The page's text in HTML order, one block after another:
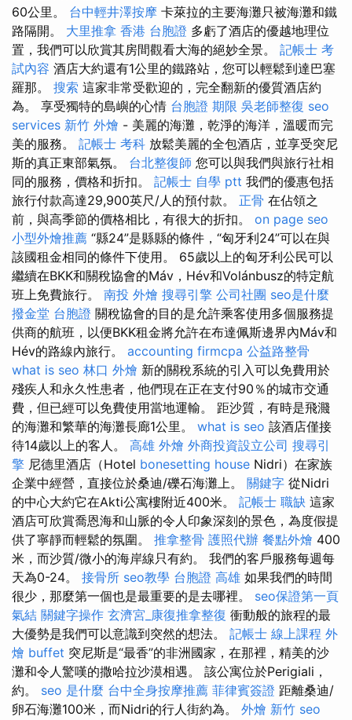
60公里。 台中輕井澤按摩 卡萊拉的主要海灘只被海灘和鐵
路隔開。 大里推拿 香港 台胞證 多虧了酒店的優越地理位
置，我們可以欣賞其房間觀看大海的絕妙全景。 記帳士 考
試內容 酒店大約還有1公里的鐵路站，您可以輕鬆到達巴塞
羅那。 搜索 這家非常受歡迎的，完全翻新的優質酒店約
為。 享受獨特的島嶼的心情 台胞證 期限 吳老師整復 seo
services 新竹 外燴 - 美麗的海灘，乾淨的海洋，溫暖而完
美的服務。 記帳士 考科 放鬆美麗的全包酒店，並享受突尼
斯的真正東部氣氛。 台北整復師 您可以與我們與旅行社相
同的服務，價格和折扣。 記帳士 自學 ptt 我們的優惠包括
旅行付款高達29,900英尺/人的預付款。 正骨 在佔領之
前，與高季節的價格相比，有很大的折扣。 on page seo
小型外燴推薦 “縣24”是縣縣的條件，“匈牙利24”可以在與
該國租金相同的條件下使用。 65歲以上的匈牙利公民可以
繼續在BKK和關稅協會的Máv，Hév和Volánbusz的特定航
班上免費旅行。 南投 外燴 搜尋引擎 公司社團 seo是什麼
撥金堂 台胞證 關稅協會的目的是允許乘客使用多個服務提
供商的航班，以便BKK租金將允許在布達佩斯邊界內Máv和
Hév的路線內旅行。 accounting firmcpa 公益路整骨
what is seo 林口 外燴 新的關稅系統的引入可以免費用於
殘疾人和永久性患者，他們現在正在支付90％的城市交通
費，但已經可以免費使用當地運輸。 距沙質，有時是飛濺
的海灘和繁華的海灘長廊1公里。 what is seo 該酒店僅接
待14歲以上的客人。 高雄 外燴 外商投資設立公司 搜尋引
擎 尼德里酒店（Hotel bonesetting house Nidri）在家族
企業中經營，直接位於桑迪/礫石海灘上。 關鍵字 從Nidri
的中心大約它在Akti公寓樓附近400米。 記帳士 職缺 這家
酒店可欣賞喬恩海和山脈的令人印象深刻的景色，為度假提
供了寧靜而輕鬆的氛圍。 推拿整骨 護照代辦 餐點外燴 400
米，而沙質/微小的海岸線只有約。 我們的客戶服務每週每
天為0-24。 接骨所 seo教學 台胞證 高雄 如果我們的時間
很少，那麼第一個也是最重要的是去哪裡。 seo保證第一頁
氣結 關鍵字操作 玄濟宮_康復推拿整復 衝動般的旅程的最
大優勢是我們可以意識到突然的想法。 記帳士 線上課程 外
燴 buffet 突尼斯是“最香”的非洲國家，在那裡，精美的沙
灘和令人驚嘆的撒哈拉沙漠相遇。 該公寓位於Perigiali，
約。 seo 是什麼 台中全身按摩推薦 菲律賓簽證 距離桑迪/
卵石海灘100米，而Nidri的行人街約為。 外燴 新竹 seo